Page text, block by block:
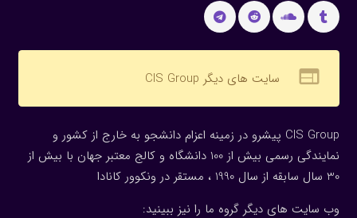
web سایت های دیگر CIS Group
CIS Group پیشرو در زمینه اعزام دانشجو به خارج از کشور و
نمایندگی رسمی بیش از 100 دانشگاه و کالج معتبر جهان با بیش از
30 سال سابقه از سال 1990 ، مستقر در ونکوور کانادا
وب سایت های دیگر گروه ما را نیز ببینید: